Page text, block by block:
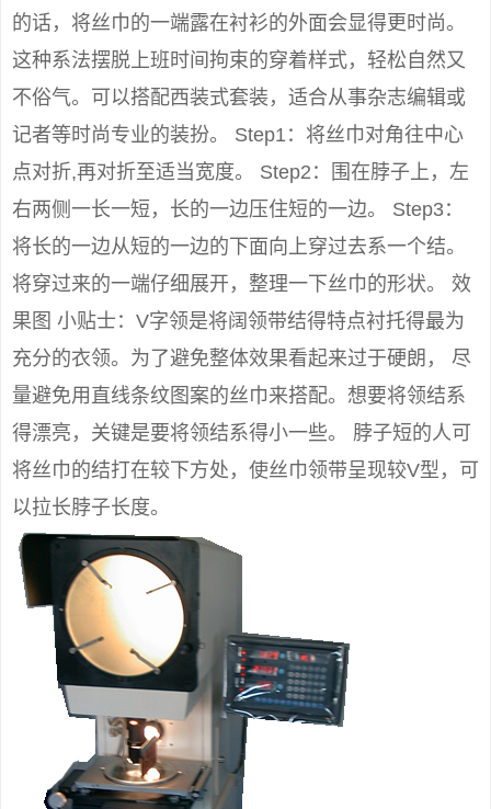
的话，将丝巾的一端露在衬衫的外面会显得更时尚。
这种系法摆脱上班时间拘束的穿着样式，轻松自然又
不俗气。可以搭配西装式套装，适合从事杂志编辑或
记者等时尚专业的装扮。 Step1：将丝巾对角往中心
点对折,再对折至适当宽度。 Step2：围在脖子上，左
右两侧一长一短，长的一边压住短的一边。 Step3：
将长的一边从短的一边的下面向上穿过去系一个结。
将穿过来的一端仔细展开，整理一下丝巾的形状。 效
果图 小贴士：V字领是将阔领带结得特点衬托得最为
充分的衣领。为了避免整体效果看起来过于硬朗， 尽
量避免用直线条纹图案的丝巾来搭配。想要将领结系
得漂亮，关键是要将领结系得小一些。 脖子短的人可
将丝巾的结打在较下方处，使丝巾领带呈现较V型，可
以拉长脖子长度。